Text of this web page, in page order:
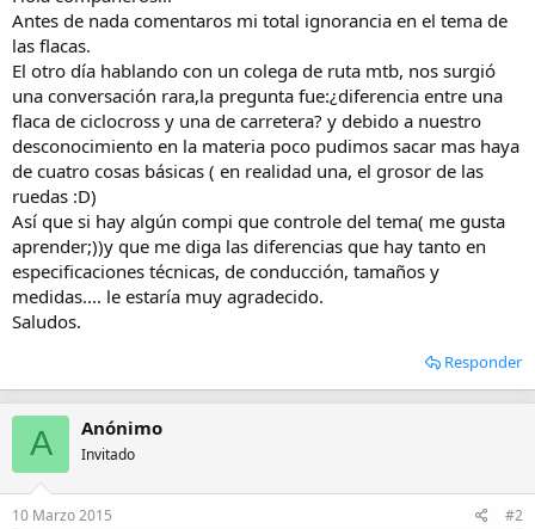
c
o
Antes de nada comentaros mi total ignorancia en el tema de
las flacas.
El otro día hablando con un colega de ruta mtb, nos surgió
una conversación rara,la pregunta fue:¿diferencia entre una
flaca de ciclocross y una de carretera? y debido a nuestro
desconocimiento en la materia poco pudimos sacar mas haya
de cuatro cosas básicas ( en realidad una, el grosor de las
ruedas :D)
Así que si hay algún compi que controle del tema( me gusta
aprender;))y que me diga las diferencias que hay tanto en
especificaciones técnicas, de conducción, tamaños y
medidas.... le estaría muy agradecido.
Saludos.
Responder
A Anónimo
Invitado
10 Marzo 2015 #2